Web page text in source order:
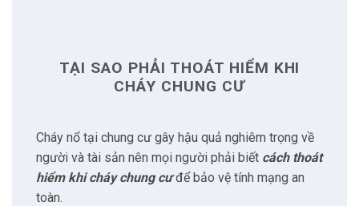
Tìm hiểu lối thoát hiểm
Học sử dụng bình cứu hoả
2.4 Tham gia diễn tập phòng cháy chữa cháy
TẠI SAO PHẢI THOÁT HIỂM KHI
CHÁY CHUNG CƯ
Cháy nổ tại chung cư gây hậu quả nghiêm trọng về
người và tài sản nên mọi người phải biết cách thoát
hiểm khi cháy chung cưđể bảo vệ tính mạng an
toàn.